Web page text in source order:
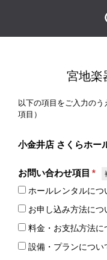
宮地楽
以下の項目をご入力の
項目）
小金井店 さくらホー
お問い合わせ項目 *
ホールレンタルにつ
お申し込み方法につ
料金・お支払方法に
設備・プランについ